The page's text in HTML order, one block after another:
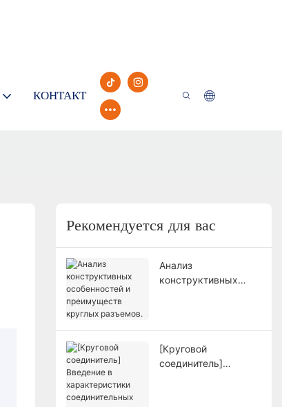
КОНТАКТ
Рекомендуется для вас
Анализ
конструктивных
[Круговой
соединитель]